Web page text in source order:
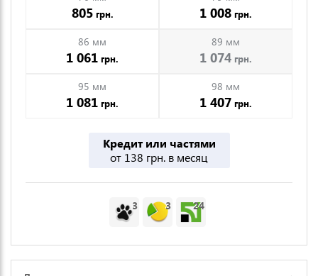
805грн. 1 008 грн.
86 мм
1 061 грн.
89 мм
1 074 грн.
95 мм
1 081 грн.
98 мм
1 407 грн.
Кредит или частями
от 138 грн. в месяц
3 3 24